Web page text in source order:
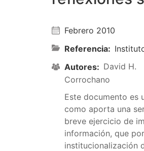
Febrero 2010
Referencia
Autores
David H.
Corrochano
Este documento es
como aporta una
breve ejercicio de
información, que
institucionalización